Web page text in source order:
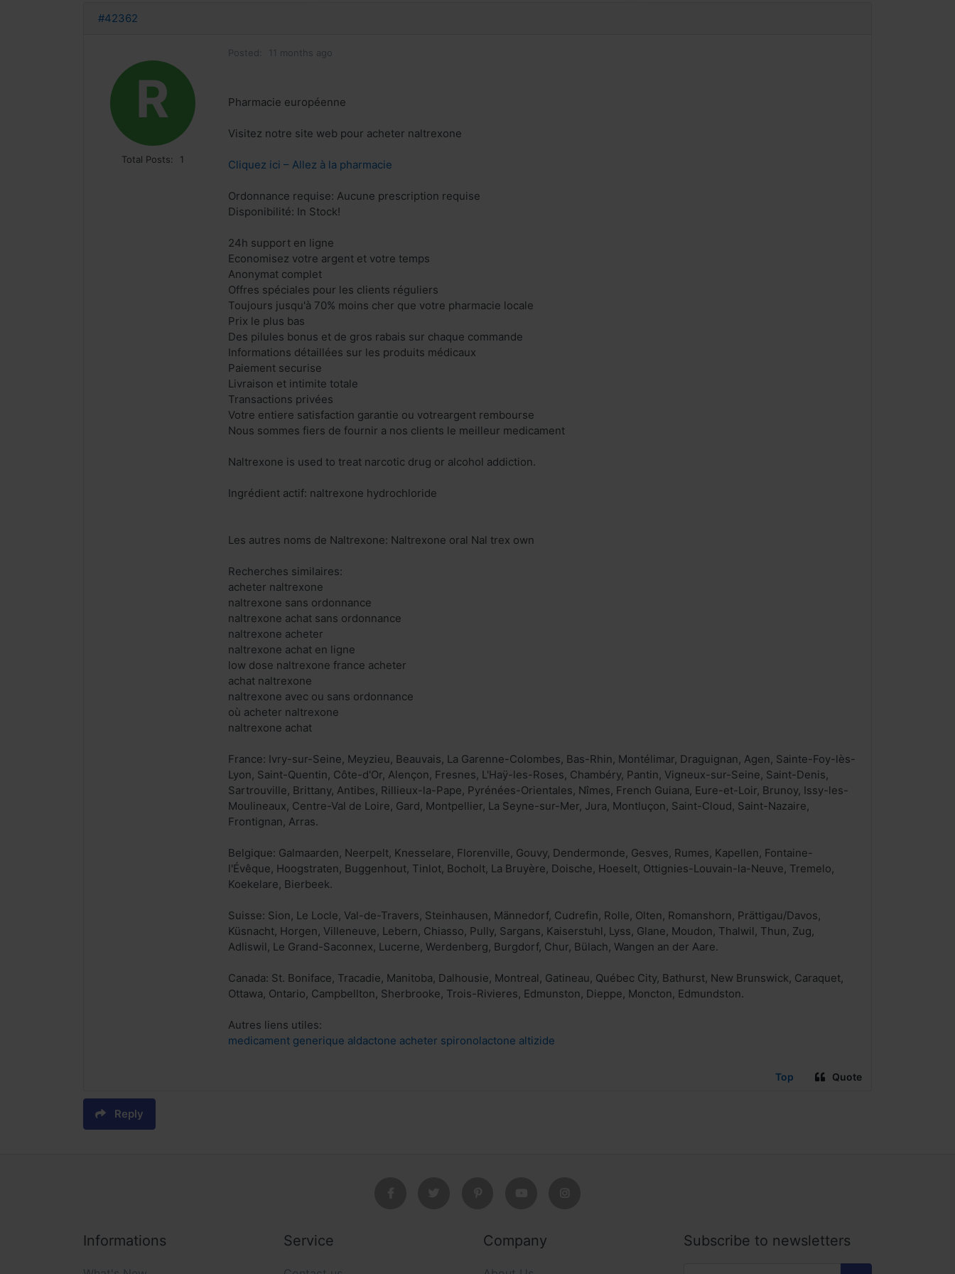
#42362
R
Total Posts: 1
Posted: 11 months ago
Pharmacie européenne
Visitez notre site web pour acheter naltrexone
Cliquez ici – Allez à la pharmacie
Ordonnance requise: Aucune prescription requise
Disponibilité: In Stock!
24h support en ligne
Economisez votre argent et votre temps
Anonymat complet
Offres spéciales pour les clients réguliers
Toujours jusqu'à 70% moins cher que votre pharmacie locale
Prix le plus bas
Des pilules bonus et de gros rabais sur chaque commande
Informations détaillées sur les produits médicaux
Paiement securise
Livraison et intimite totale
Transactions privées
Votre entiere satisfaction garantie ou votreargent rembourse
Nous sommes fiers de fournir a nos clients le meilleur medicament
Naltrexone is used to treat narcotic drug or alcohol addiction.
Ingrédient actif: naltrexone hydrochloride
Les autres noms de Naltrexone: Naltrexone oral Nal trex own
Recherches similaires:
acheter naltrexone
naltrexone sans ordonnance
naltrexone achat sans ordonnance
naltrexone acheter
naltrexone achat en ligne
low dose naltrexone france acheter
achat naltrexone
naltrexone avec ou sans ordonnance
où acheter naltrexone
naltrexone achat
France: Ivry-sur-Seine, Meyzieu, Beauvais, La Garenne-Colombes, Bas-Rhin, Montélimar, Draguignan, Agen, Sainte-Foy-lès-
Lyon, Saint-Quentin, Côte-d'Or, Alençon, Fresnes, L'Haÿ-les-Roses, Chambéry, Pantin, Vigneux-sur-Seine, Saint-Denis,
Sartrouville, Brittany, Antibes, Rillieux-la-Pape, Pyrénées-Orientales, Nîmes, French Guiana, Eure-et-Loir, Brunoy, Issy-les-
Moulineaux, Centre-Val de Loire, Gard, Montpellier, La Seyne-sur-Mer, Jura, Montluçon, Saint-Cloud, Saint-Nazaire,
Frontignan, Arras.
Belgique: Galmaarden, Neerpelt, Knesselare, Florenville, Gouvy, Dendermonde, Gesves, Rumes, Kapellen, Fontaine-
l'Évêque, Hoogstraten, Buggenhout, Tinlot, Bocholt, La Bruyère, Doische, Hoeselt, Ottignies-Louvain-la-Neuve, Tremelo,
Koekelare, Bierbeek.
Suisse: Sion, Le Locle, Val-de-Travers, Steinhausen, Männedorf, Cudrefin, Rolle, Olten, Romanshorn, Prättigau/Davos,
Küsnacht, Horgen, Villeneuve, Lebern, Chiasso, Pully, Sargans, Kaiserstuhl, Lyss, Glane, Moudon, Thalwil, Thun, Zug,
Adliswil, Le Grand-Saconnex, Lucerne, Werdenberg, Burgdorf, Chur, Bülach, Wangen an der Aare.
Canada: St. Boniface, Tracadie, Manitoba, Dalhousie, Montreal, Gatineau, Québec City, Bathurst, New Brunswick, Caraquet,
Ottawa, Ontario, Campbellton, Sherbrooke, Trois-Rivieres, Edmunston, Dieppe, Moncton, Edmundston.
Autres liens utiles:
medicament generique aldactone acheter spironolactone altizide
Top Quote
Reply
Informations Service Company Subscribe to newsletters